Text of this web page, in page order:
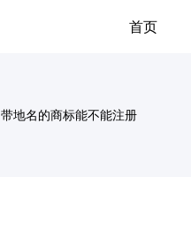
首页
带地名的商标能不能注册